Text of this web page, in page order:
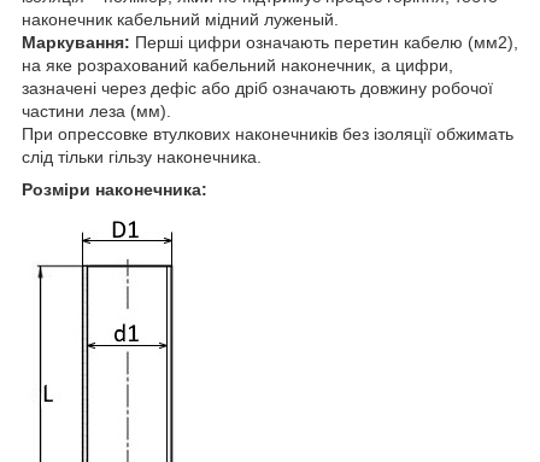
наконечник кабельний мідний луженый.
Маркування: Перші цифри означають перетин кабелю (мм2),
на яке розрахований кабельний наконечник, а цифри,
зазначені через дефіс або дріб означають довжину робочої
частини леза (мм).
При опрессовке втулкових наконечників без ізоляції обжимать
слід тільки гільзу наконечника.
Розміри наконечника: